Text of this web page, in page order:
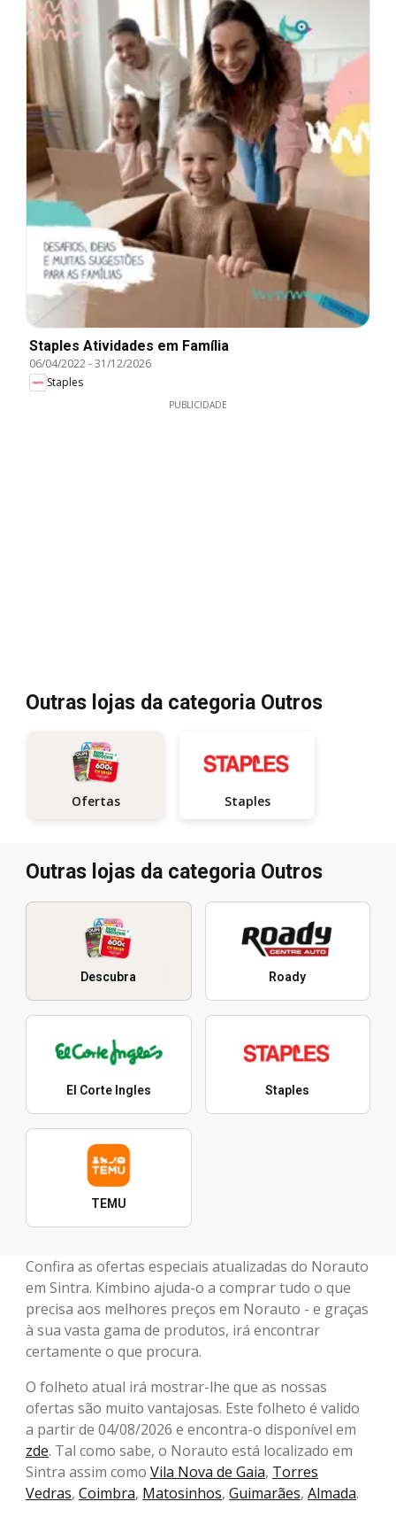
Staples Atividades em Família
06/04/2022-31/12/2026
Staples
PUBLICIDADE
Outras lojas da categoria Outros
Ofertas Staples
Outras lojas da categoria Outros
Descubra Roady
El Corte Ingles Staples
TEMU
Confira as ofertas especiais atualizadas do Norauto
em Sintra. Kimbino ajuda-o a comprar tudo o que
precisa aos melhores preços em Norauto - e graças
à sua vasta gama de produtos, irá encontrar
certamente o que procura.
O folheto atual irá mostrar-lhe que as nossas
ofertas são muito vantajosas. Este folheto é valido
a partir de 04/08/2026 e encontra-o disponível em
zde. Tal como sabe, o Norauto está localizado em
Sintra assim como Vila Nova de Gaia, Torres
Vedras, Coimbra, Matosinhos, Guimarães, Almada.